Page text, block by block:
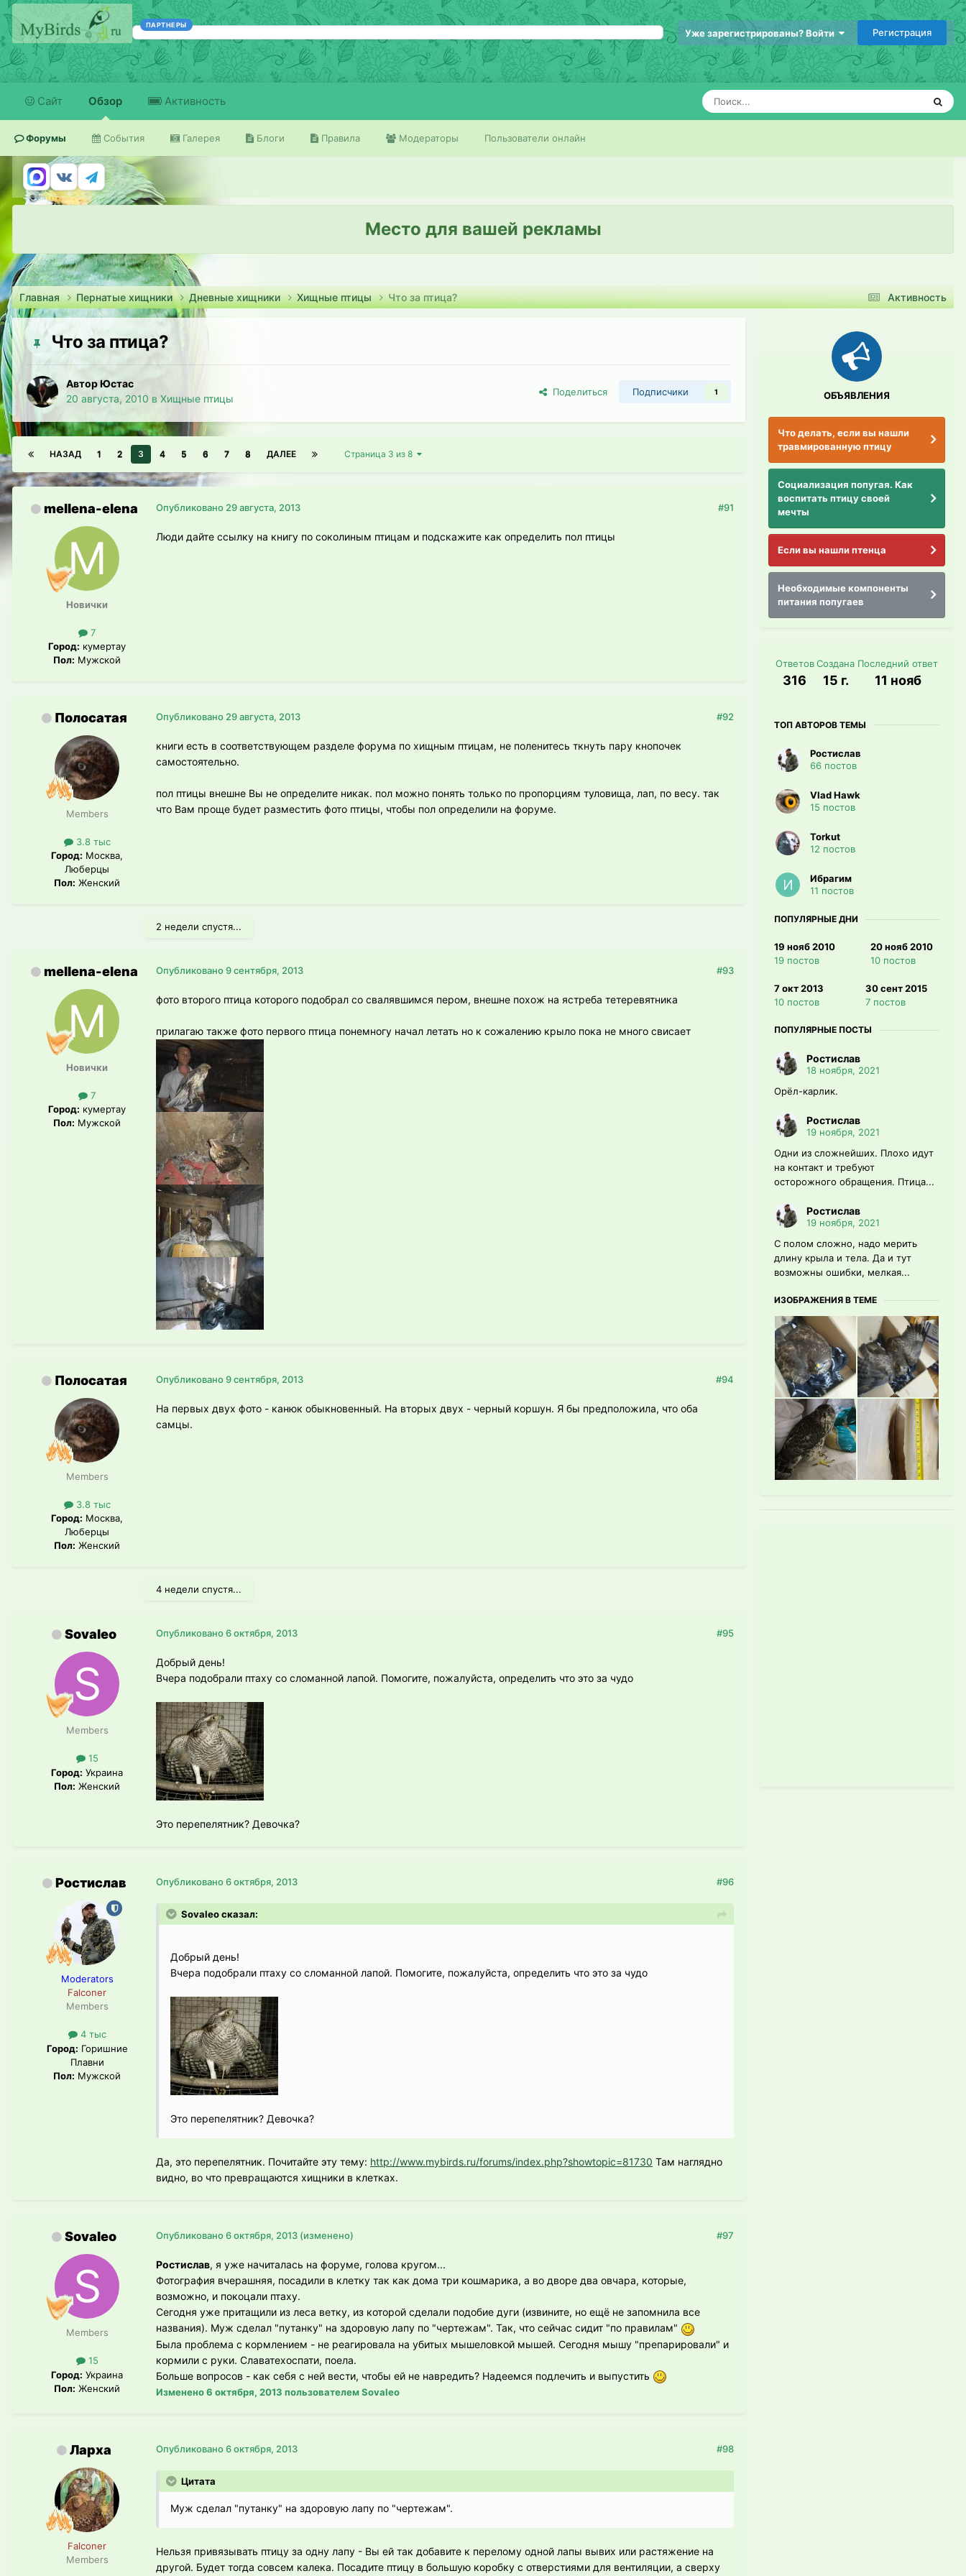
ПАРТНЕРЫ
Уже зарегистрированы? Войти Регистрация
Сайт Обзор
Форумы События Галерея Блоги Правила Модераторы Пользователи онлайн
Активность
Место для вашей рекламы
Активность
Главная Пернатые хищники Дневные хищники Хищные птицы Что за птица?
Что за птица?
Автор Юстас
20 августа, 2010 в Хищные птицы
Поделиться Подписчики 1
НАЗАД 1 2 3 4 5 6 7 8 ДАЛЕЕ Страница 3 из 8
mellena-elena
Новички
7
Город: кумертау
Пол: Мужской
#91
Опубликовано 29 августа, 2013
Люди дайте ссылку на книгу по соколиным птицам и подскажите как определить пол птицы
Полосатая
Members
3.8 тыс
Город: Москва,
Люберцы
Пол: Женский
#92
Опубликовано 29 августа, 2013
книги есть в соответствующем разделе форума по хищным птицам, не поленитесь ткнуть пару кнопочек
самостоятельно.
пол птицы внешне Вы не определите никак. пол можно понять только по пропорциям туловища, лап, по весу. так
что Вам проще будет разместить фото птицы, чтобы пол определили на форуме.
2 недели спустя...
mellena-elena
Новички
7
Город: кумертау
Пол: Мужской
#93
Опубликовано9 сентября, 2013
фото второго птица которого подобрал со свалявшимся пером, внешне похож на ястреба тетеревятника
прилагаю также фото первого птица понемногу начал летать но к сожалению крыло пока не много свисает
Полосатая
Members
3.8 тыс
Город: Москва,
Люберцы
Пол: Женский
#94
Опубликовано9 сентября, 2013
На первых двух фото - канюк обыкновенный. На вторых двух - черный коршун. Я бы предположила, что оба
самцы.
4 недели спустя...
Sovaleo
Members
15
Город: Украина
Пол: Женский
#95
Опубликовано6 октября, 2013
Добрый день!
Вчера подобрали птаху со сломанной лапой. Помогите, пожалуйста, определить что это за чудо
Это перепелятник? Девочка?
Ростислав
Moderators
Falconer
Members
4 тыс
Город: Горишние
Плавни
Пол: Мужской
#96
Опубликовано6 октября, 2013
Sovaleo сказал:
Добрый день!
Вчера подобрали птаху со сломанной лапой. Помогите, пожалуйста, определить что это за чудо
Это перепелятник? Девочка?
Да, это перепелятник. Почитайте эту тему: http://www.mybirds.ru/forums/index.php?showtopic=81730 Там наглядно
видно, во что превращаются хищники в клетках.
Sovaleo
Members
15
Город: Украина
Пол: Женский
#97
Опубликовано6 октября, 2013 (изменено)
Ростислав, я уже начиталась на форуме, голова кругом...
Фотография вчерашняя, посадили в клетку так как дома три кошмарика, а во дворе два овчара, которые,
возможно, и покоцали птаху.
Сегодня уже притащили из леса ветку, из которой сделали подобие дуги (извините, но ещё не запомнила все
названия). Муж сделал "путанку" на здоровую лапу по "чертежам". Так, что сейчас сидит "по правилам"
Была проблема с кормлением - не реагировала на убитых мышеловкой мышей. Сегодня мышу "препарировали" и
кормили с руки. Славатехоспати, поела.
Больше вопросов - как себя с ней вести, чтобы ей не навредить? Надеемся подлечить и выпустить
Изменено6 октября, 2013 пользователем Sovaleo
Ларха
Falconer
Members
#98
Опубликовано6 октября, 2013
Цитата
Муж сделал "путанку" на здоровую лапу по "чертежам".
Нельзя привязывать птицу за одну лапу - Вы ей так добавите к перелому одной лапы вывих или растяжение на
другой. Будет тогда совсем калека. Посадите птицу в большую коробку с отверстиями для вентиляции, а сверху
ОБЪЯВЛЕНИЯ
Что делать, если вы нашли
травмированную птицу
Социализация попугая. Как
воспитать птицу своей
мечты
Если вы нашли птенца
Необходимые компоненты
питания попугаев
Ответов
316
Создана
15 г.
Последний ответ
11 нояб
ТОП АВТОРОВ ТЕМЫ
Ростислав
66 постов
Vlad Hawk
15 постов
Torkut
12 постов
Ибрагим
11 постов
ПОПУЛЯРНЫЕ ДНИ
19 нояб 2010
19 постов
20 нояб 2010
10 постов
7 окт 2013
10 постов
30 сент 2015
7 постов
ПОПУЛЯРНЫЕ ПОСТЫ
Ростислав
18 ноября, 2021
Орёл-карлик.
Ростислав
19 ноября, 2021
Одни из сложнейших. Плохо идут
на контакт и требуют
осторожного обращения. Птица...
Ростислав
19 ноября, 2021
С полом сложно, надо мерить
длину крыла и тела. Да и тут
возможны ошибки, мелкая...
ИЗОБРАЖЕНИЯ В ТЕМЕ